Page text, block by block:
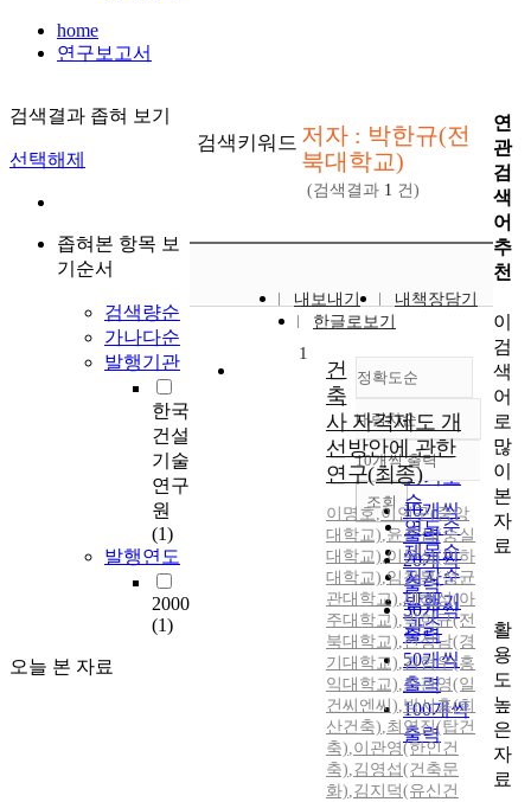
home
연구보고서
검색결과 좁혀 보기
선택해제
좁혀본 항목 보
기순서
검색량순
가나다순
발행기관
한국
건설
기술
연구
원
(1)
발행연도
2000
(1)
오늘 본 자료
검색키워드 저자 : 박한규(전
북대학교)
(검색결과 1 건)
내보내기
내책장담기
한글로보기
정확도순
정확도
순
인기도
순
연도순
제목순
저자순
발행기
관순
내림차순
내림차순
10개씩 출력
10개씩
출력
20개씩
출력
30개씩
출력
50개씩
출력
100개씩
출력
조회
1
건
축
사 자격제도 개
선방안에 관한
연구(최종)
이명호,이언구(중앙
대학교),윤춘섭(숭실
대학교),이문섭(인하
대학교),임창복(성균
관대학교),제해성(아
주대학교),박한규(전
북대학교),전성남(경
기대학교),김형우(홍
익대학교),최관영(일
건씨엔씨),박서홍(희
산건축),최영집(탑건
축),이관영(한인건
축),김영섭(건축문
화),김지덕(유신건
연
관
검
색
어
추
천
이
검
색
어
로
많
이
본
자
료
활
용
도
높
은
자
료